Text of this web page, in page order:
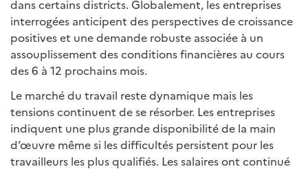
dans certains districts. Globalement, les entreprises
interrogées anticipent des perspectives de croissance
positives et une demande robuste associée à un
assouplissement des conditions financières au cours
des 6 à 12 prochains mois.
Le marché du travail reste dynamique mais les
tensions continuent de se résorber. Les entreprises
indiquent une plus grande disponibilité de la main
d’œuvre même si les difficultés persistent pour les
travailleurs les plus qualifiés. Les salaires ont continué